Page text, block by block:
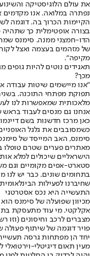
את עולם הלוגיסטיקה
נפתרה במלואה. אנו מקדמים
הקיימות הכרוך בה. דוגמה
בצורה אופטימלית כך שתהיה
הדו-חמצני ממנה. סימנס
של מזהמים בעצמה ואצל
מקיפה“.
תאגידים נוטים להיות גופים
מכך?
“אנו מיישמים שיטות עבודה
תפוקת מפתחי התוכנה.
מלאכותית שמאפשרות לנו
אנחנו גם מנסים לעבוד
כאן מרכז חדשנות בשם
כשמסובבים את גלגל
מאתרים פערים שטרם טופלו
הישראליים שיכולים למלא
סטארט-אפים מקומיים וגם
בתחומים שונים. כבר יש
שחיברנו לפעילות
התעשייה היא נכס אסטרטגי
מכיוון שפועלה של סימנס
אקלקטי. מי עוד מתעסקת
מצברים לרכב וחיסונים
מעין תאום דיגיטלי-